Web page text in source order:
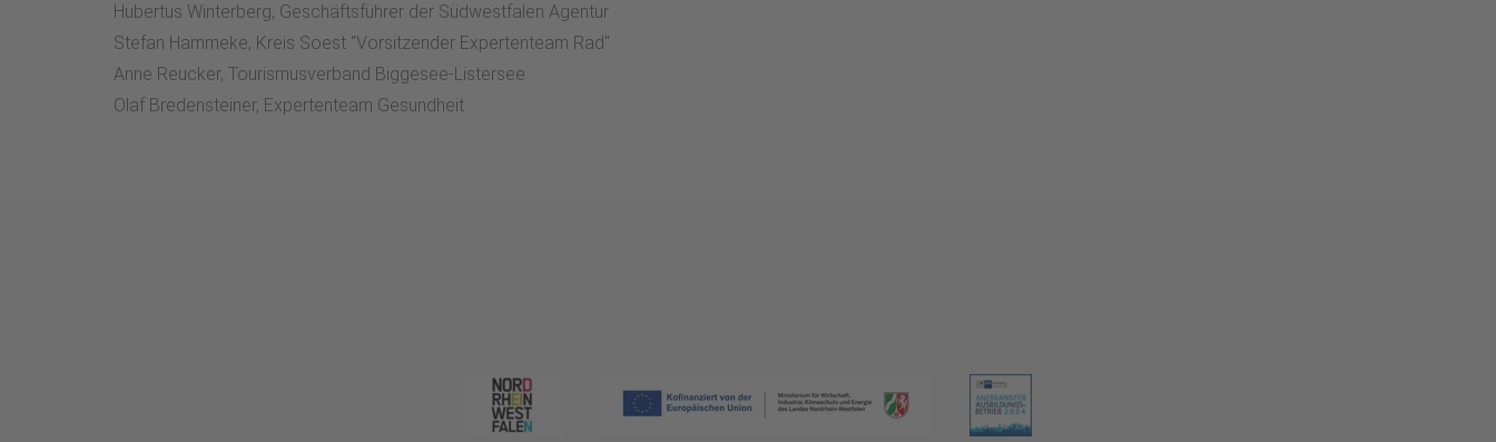
Hubertus Winterberg, Geschäftsführer der Südwestfalen Agentur
Stefan Hammeke, Kreis Soest "Vorsitzender Expertenteam Rad"
Anne Reucker, Tourismusverband Biggesee-Listersee
Olaf Bredensteiner, Expertenteam Gesundheit